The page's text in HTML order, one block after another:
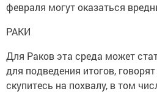
февраля могут оказаться
РАКИ
Для Раков эта среда может
для подведения итогов,
скупитесь на похвалу, в том